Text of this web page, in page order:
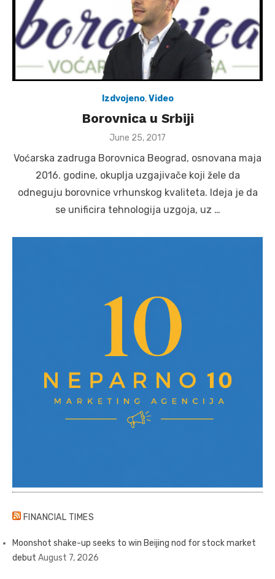
Izdvojeno,Video
Borovnica u Srbiji
Posted
June 25, 2017
Voćarska zadruga Borovnica Beograd, osnovana maja
2016. godine, okuplja uzgajivače koji žele da
odneguju borovnice vrhunskog kvaliteta. Ideja je da
se unificira tehnologija uzgoja, uz …
FINANCIAL TIMES
Moonshot shake-up seeks to win Beijing nod for stock market
debut August 7, 2026